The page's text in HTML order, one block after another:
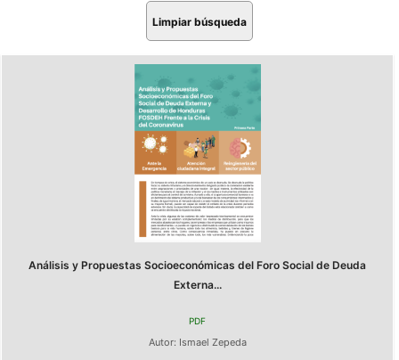
Limpiar búsqueda
Análisis y Propuestas Socioeconómicas del Foro Social de Deuda
Externa...
PDF
Autor: Ismael Zepeda